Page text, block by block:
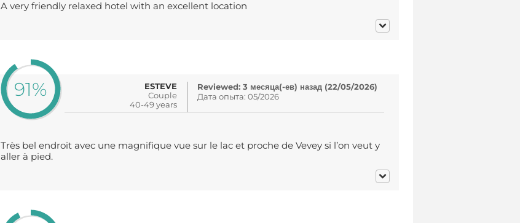
A very friendly relaxed hotel with an excellent location
91%
ESTEVE
Couple
40-49 years
Reviewed: 3 месяца(-ев) назад (22/05/2026)
Дата опыта: 05/2026
Très bel endroit avec une magnifique vue sur le lac et proche de Vevey si l’on veut y
aller à pied.